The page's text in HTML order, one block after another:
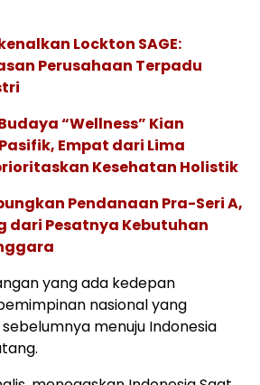
Lockton SAGE:
Perusahaan Terpadu
“Wellness” Kian
Empat dari Lima
Kesehatan Holistik
Pendanaan Pra-Seri A,
dari Pesatnya Kebutuhan
yang ada kedepan
nasional yang
menuju Indonesia